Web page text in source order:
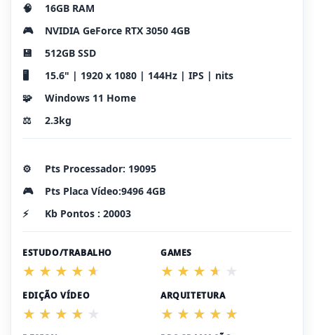
🧠
16GB RAM
🎮
NVIDIA GeForce RTX 3050 4GB
💾
512GB SSD
🖥️
15.6" | 1920 x 1080 | 144Hz | IPS | nits
🧩
Windows 11 Home
⚖️
2.3kg
⚙️
Pts Processador: 19095
🎮
Pts Placa Vídeo:9496 4GB
⚡
Kb Pontos : 20003
ESTUDO/TRABALHO GAMES
EDIÇÃO VÍDEO ARQUITETURA